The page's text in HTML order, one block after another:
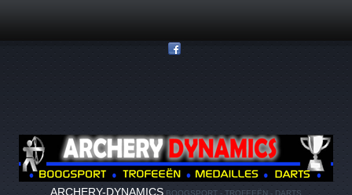
ARCHERY-DYNAMICS BOOGSPORT - TROFEEËN - DARTS